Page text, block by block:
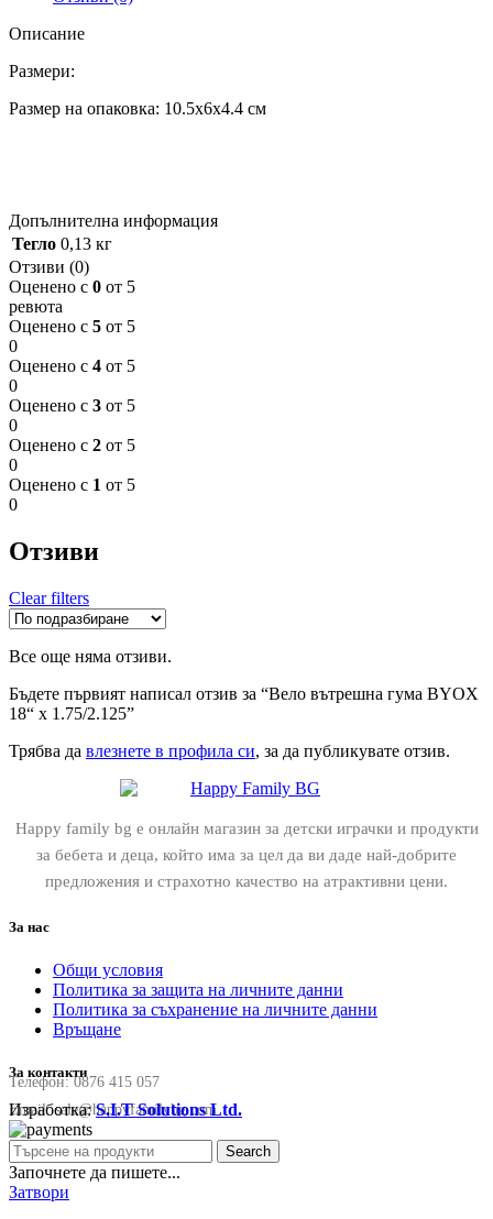
Описание
Размери:
Размер на опаковка: 10.5x6x4.4 см
Допълнителна информация
Тегло 0,13 кг
Отзиви (0)
Оценено с 0 от 5
ревюта
Оценено с 5 от 5
0
Оценено с 4 от 5
0
Оценено с 3 от 5
0
Оценено с 2 от 5
0
Оценено с 1 от 5
0
Отзиви
Clear filters
Все още няма отзиви.
Бъдете първият написал отзив за “Вело вътрешна гума BYOX
18“ х 1.75/2.125”
Трябва да влезнете в профила си, за да публикувате отзив.
Happy family bg е онлайн магазин за детски играчки и продукти
за бебета и деца, който има за цел да ви даде най-добрите
предложения и страхотно качество на атрактивни цени.
За нас
Общи условия
Политика за защита на личните данни
Политика за съхранение на личните данни
Връщане
За контакти
Телефон:0876 415 057
Email:sale@happyfamilybg.com
Изработка:S.I.T Solutions Ltd.
Search
Започнете да пишете...
Затвори